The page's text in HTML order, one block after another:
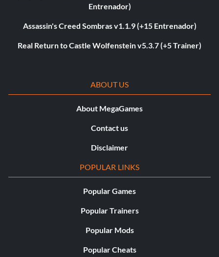
Entrenador)
Assassin's Creed Sombras v1.1.9 (+15 Entrenador)
Real Return to Castle Wolfenstein v5.3.7 (+5 Trainer)
ABOUT US
About MegaGames
Contact us
Disclaimer
POPULAR LINKS
Popular Games
Popular Trainers
Popular Mods
Popular Cheats